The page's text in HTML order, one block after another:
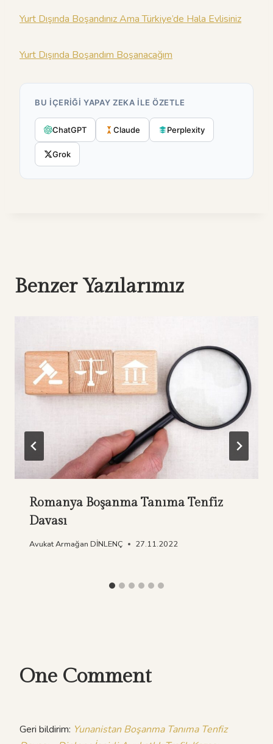
Yurt Dışında Boşandınız Ama Türkiye’de Hala Evlisiniz
Yurt Dışında Boşandım Boşanacağım
BU IÇERIĞI YAPAY ZEKA ILE ÖZETLE
ChatGPT Claude Perplexity
Grok
Benzer Yazılarımız
Romanya Boşanma Tanıma Tenfiz
Davası
Avukat Armağan DİNLENÇ 27.11.2022
One Comment
Geri bildirim: Yunanistan Boşanma Tanıma Tenfiz